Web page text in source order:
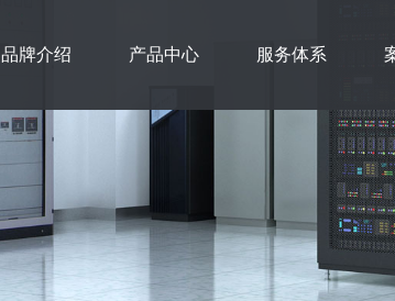
品牌介绍 产品中心 服务体系